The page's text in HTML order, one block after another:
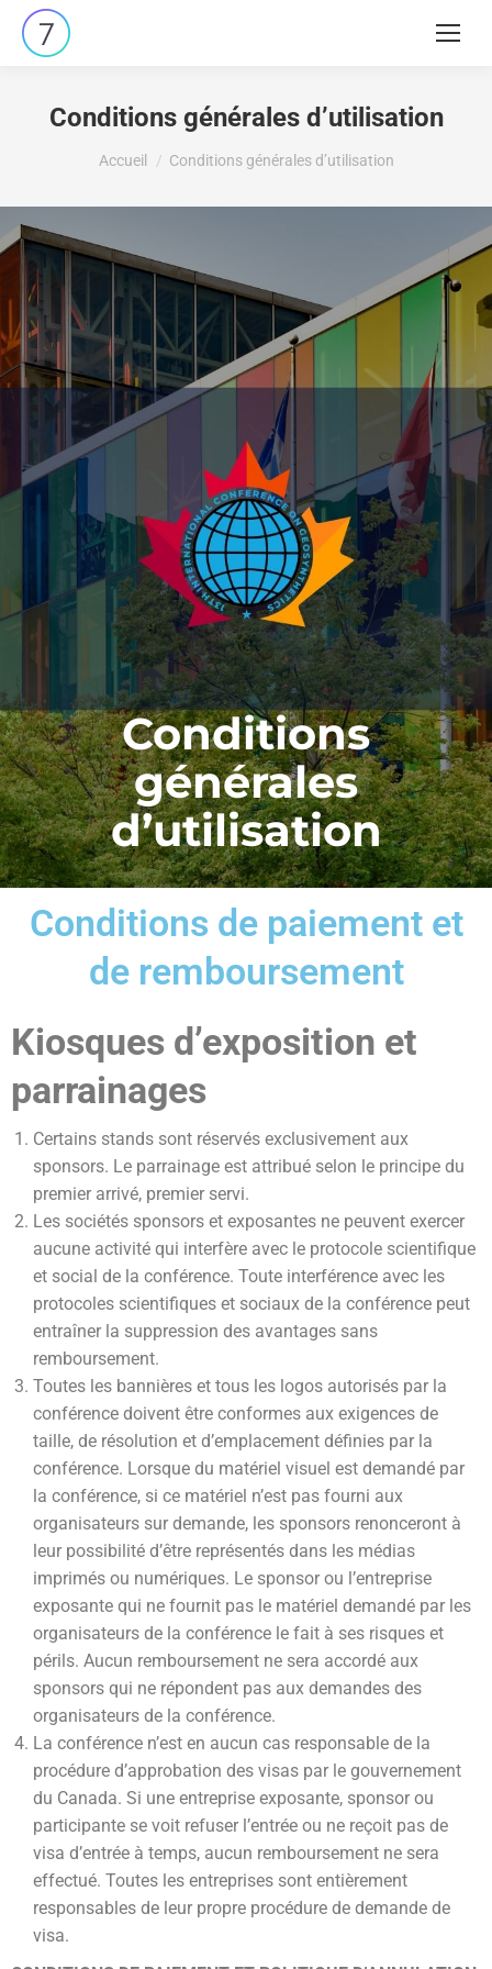
Conditions générales d’utilisation
Vous êtes ici :
Accueil Conditions générales d’utilisation
Conditions
générales
d’utilisation
Conditions de paiement et
de remboursement
Kiosques d’exposition et
parrainages
Certains stands sont réservés exclusivement aux
sponsors. Le parrainage est attribué selon le principe du
premier arrivé, premier servi.
Les sociétés sponsors et exposantes ne peuvent exercer
aucune activité qui interfère avec le protocole scientifique
et social de la conférence. Toute interférence avec les
protocoles scientifiques et sociaux de la conférence peut
entraîner la suppression des avantages sans
remboursement.
Toutes les bannières et tous les logos autorisés par la
conférence doivent être conformes aux exigences de
taille, de résolution et d’emplacement définies par la
conférence. Lorsque du matériel visuel est demandé par
la conférence, si ce matériel n’est pas fourni aux
organisateurs sur demande, les sponsors renonceront à
leur possibilité d’être représentés dans les médias
imprimés ou numériques. Le sponsor ou l’entreprise
exposante qui ne fournit pas le matériel demandé par les
organisateurs de la conférence le fait à ses risques et
périls. Aucun remboursement ne sera accordé aux
sponsors qui ne répondent pas aux demandes des
organisateurs de la conférence.
La conférence n’est en aucun cas responsable de la
procédure d’approbation des visas par le gouvernement
du Canada. Si une entreprise exposante, sponsor ou
participante se voit refuser l’entrée ou ne reçoit pas de
visa d’entrée à temps, aucun remboursement ne sera
effectué. Toutes les entreprises sont entièrement
responsables de leur propre procédure de demande de
visa.